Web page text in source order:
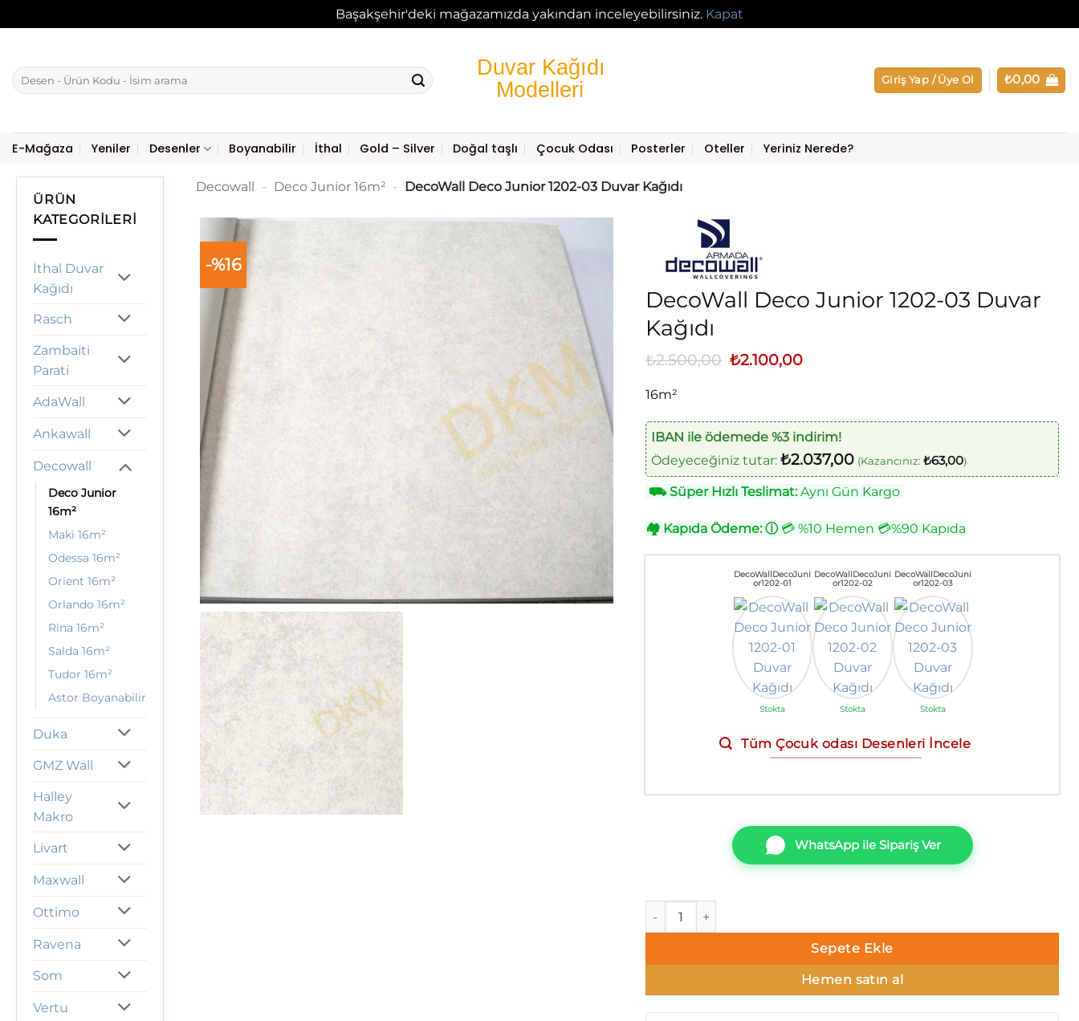
Başakşehir'deki mağazamızda yakından inceleyebilirsiniz. Kapat
Ara:
Giriş Yap / Üye Ol ₺0,00
E-Mağaza Yeniler Desenler Boyanabilir İthal Gold – Silver Doğal taşlı Çocuk Odası Posterler Oteller Yeriniz Nerede?
ÜRÜN
KATEGORILERI
İthal Duvar
Kağıdı
Rasch
Zambaiti
Parati
AdaWall
Ankawall
Decowall
Deco Junior
16m²
Maki 16m²
Odessa 16m²
Orient 16m²
Orlando 16m²
Rina 16m²
Salda 16m²
Tudor 16m²
Astor Boyanabilir
Duka
GMZ Wall
Halley
Makro
Livart
Maxwall
Ottimo
Ravena
Som
Vertu
Decowall - Deco Junior 16m² - DecoWall Deco Junior 1202-03 Duvar Kağıdı
-%16
DecoWall Deco Junior 1202-03 Duvar
Kağıdı
₺2.500,00 Orijinal
₺2.100,00Şu
16m²
IBAN ile ödemede %3 indirim!
Ödeyeceğiniz tutar: ₺2.037,00 (Kazancınız: ₺63,00)
⛟Süper Hızlı Teslimat:Aynı Gün Kargo
🏘 Kapıda Ödeme: ⓘ💳 %10 Hemen 💳%90 Kapıda
DecoWallDecoJuni
or1202-01
Stokta
DecoWallDecoJuni
or1202-02
Stokta
DecoWallDecoJuni
or1202-03
Stokta
Tüm Çocuk odası Desenleri İncele
WhatsApp ile Sipariş Ver
DecoWall Deco Junior 1202-03 Duvar Kağıdı adet
Sepete Ekle
Hemen satın al